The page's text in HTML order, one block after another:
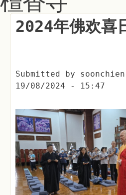
2024年佛欢喜
Submitted by soonchien
19/08/2024 - 15:47